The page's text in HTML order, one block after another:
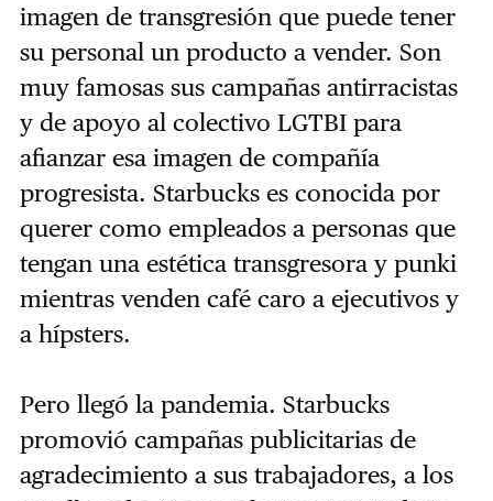
imagen de transgresión que puede tener
su personal un producto a vender. Son
muy famosas sus campañas antirracistas
y de apoyo al colectivo LGTBI para
afianzar esa imagen de compañía
progresista. Starbucks es conocida por
querer como empleados a personas que
tengan una estética transgresora y punki
mientras venden café caro a ejecutivos y
a hípsters.
Pero llegó la pandemia. Starbucks
promovió campañas publicitarias de
agradecimiento a sus trabajadores, a los